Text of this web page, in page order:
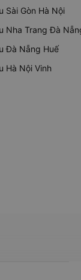
Sài Gòn Hà Nội
Nha Trang Đà
Đà Nẵng Huế
Hà Nội Vinh